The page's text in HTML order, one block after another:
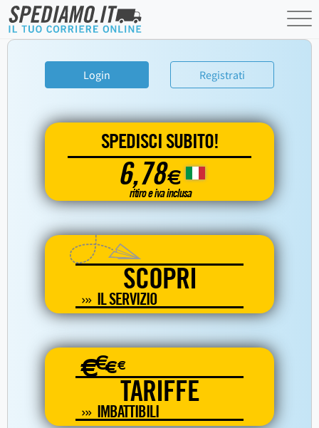
Login Registrati
SPEDISCI SUBITO!
6,78€
ritiro e iva inclusa
SCOPRI
IL SERVIZIO
€€€€
TARIFFE
IMBATTIBILI